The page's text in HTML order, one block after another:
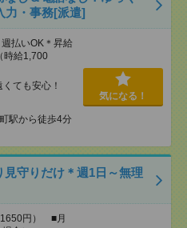
力・事務[派遣]
払いOK＊昇給
時給1,700
ても安心！
駅から徒歩4分
気になる！
見守りだけ＊週1日～無理
1650円） ■月